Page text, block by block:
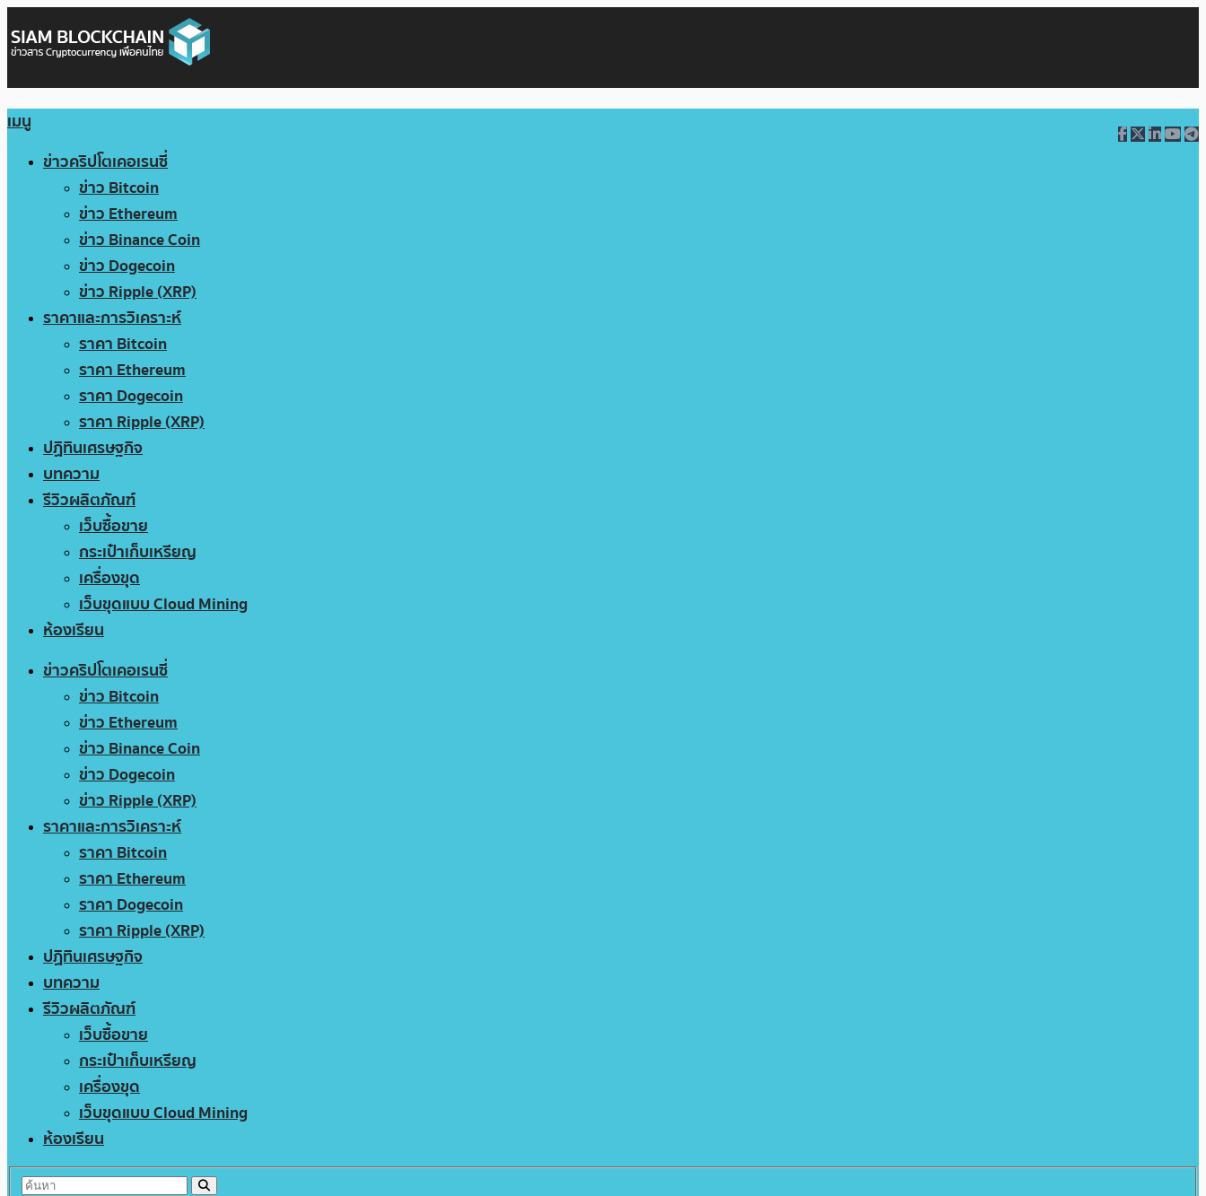
เมนู
ข่าวคริปโตเคอเรนซี่
ข่าว Bitcoin
ข่าว Ethereum
ข่าว Binance Coin
ข่าว Dogecoin
ข่าว Ripple (XRP)
ราคาและการวิเคราะห์
ราคา Bitcoin
ราคา Ethereum
ราคา Dogecoin
ราคา Ripple (XRP)
ปฏิทินเศรษฐกิจ
บทความ
รีวิวผลิตภัณฑ์
เว็บซื้อขาย
กระเป๋าเก็บเหรียญ
เครื่องขุด
เว็บขุดแบบ Cloud Mining
ห้องเรียน
ข่าวคริปโตเคอเรนซี่
ข่าว Bitcoin
ข่าว Ethereum
ข่าว Binance Coin
ข่าว Dogecoin
ข่าว Ripple (XRP)
ราคาและการวิเคราะห์
ราคา Bitcoin
ราคา Ethereum
ราคา Dogecoin
ราคา Ripple (XRP)
ปฏิทินเศรษฐกิจ
บทความ
รีวิวผลิตภัณฑ์
เว็บซื้อขาย
กระเป๋าเก็บเหรียญ
เครื่องขุด
เว็บขุดแบบ Cloud Mining
ห้องเรียน